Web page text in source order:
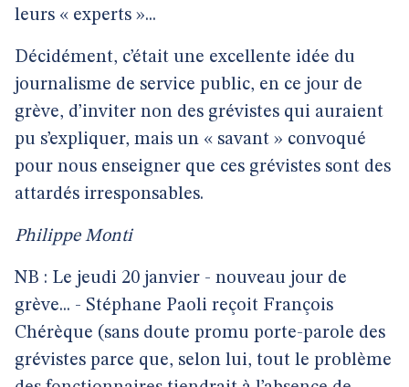
leurs « experts »...
Décidément, c’était une excellente idée du
journalisme de service public, en ce jour de
grève, d’inviter non des grévistes qui auraient
pu s’expliquer, mais un « savant » convoqué
pour nous enseigner que ces grévistes sont des
attardés irresponsables.
Philippe Monti
NB : Le jeudi 20 janvier - nouveau jour de
grève... - Stéphane Paoli reçoit François
Chérèque (sans doute promu porte-parole des
grévistes parce que, selon lui, tout le problème